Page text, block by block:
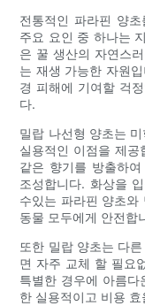
전통적인 파라핀 양
주요 요인 중 하나는
은 꿀 생산의 자연스
는 재생 가능한 자원
경 피해에 기여할 걱
다.
밀랍 나선형 양초는
실용적인 이점을 제
같은 향기를 방출하
조성합니다. 화상을
수있는 파라핀 양초와
동물 모두에게 안전합
또한 밀랍 양초는 다
면 자주 교체 할 필요
특별한 경우에 아름
한 실용적이고 비용